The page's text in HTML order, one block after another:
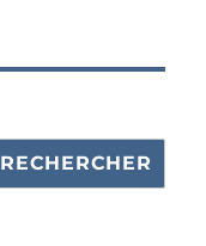
RECHERCHER